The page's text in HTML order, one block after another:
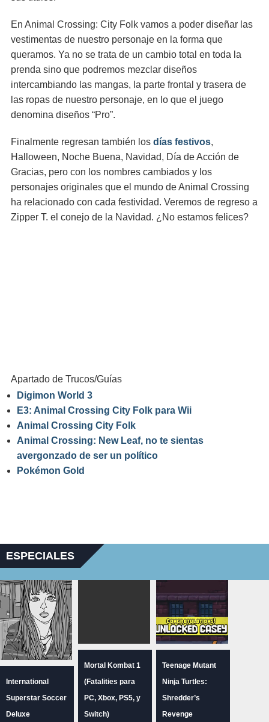
En Animal Crossing: City Folk vamos a poder diseñar las
vestimentas de nuestro personaje en la forma que
queramos. Ya no se trata de un cambio total en toda la
prenda sino que podremos mezclar diseños
intercambiando las mangas, la parte frontal y trasera de
las ropas de nuestro personaje, en lo que el juego
denomina diseños “Pro”.
Finalmente regresan también los días festivos,
Halloween, Noche Buena, Navidad, Día de Acción de
Gracias, pero con los nombres cambiados y los
personajes originales que el mundo de Animal Crossing
ha relacionado con cada festividad. Veremos de regreso a
Zipper T. el conejo de la Navidad. ¿No estamos felices?
Apartado de Trucos/Guías
Digimon World 3
E3: Animal Crossing City Folk para Wii
Animal Crossing City Folk
Animal Crossing: New Leaf, no te sientas
avergonzado de ser un político
Pokémon Gold
ESPECIALES
International
Superstar Soccer
Deluxe
Mortal Kombat 1
(Fatalities para
PC, Xbox, PS5, y
Switch)
Teenage Mutant
Ninja Turtles:
Shredder’s
Revenge